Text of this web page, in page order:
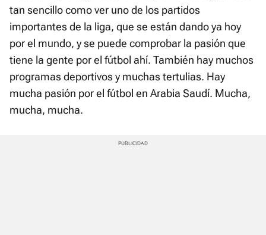
tan sencillo como ver uno de los partidos
importantes de la liga, que se están dando ya hoy
por el mundo, y se puede comprobar la pasión que
tiene la gente por el fútbol ahí. También hay muchos
programas deportivos y muchas tertulias. Hay
mucha pasión por el fútbol en Arabia Saudí. Mucha,
mucha, mucha.